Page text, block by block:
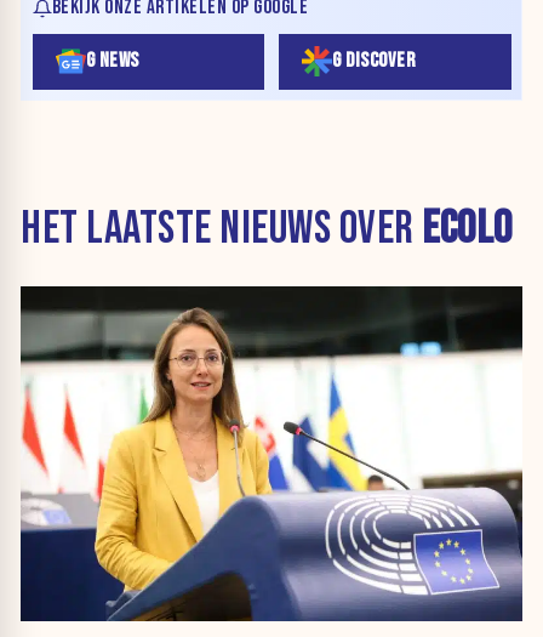
BEKIJK ONZE ARTIKELEN OP GOOGLE
G NEWS G DISCOVER
HET LAATSTE NIEUWS OVER ECOLO